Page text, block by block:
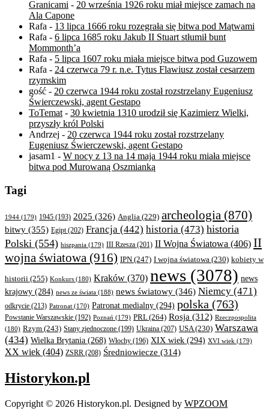
Granicami - 20 września 1926 roku miał miejsce zamach na
Ala Capone
Rafa - 13 lipca 1666 roku rozegrała się bitwa pod Mątwami
Rafa - 6 lipca 1685 roku Jakub II Stuart stłumił bunt
Mommonth’a
Rafa - 5 lipca 1607 roku miała miejsce bitwa pod Guzowem
Rafa - 24 czerwca 79 r. n.e. Tytus Flawiusz został cesarzem
rzymskim
gość - 20 czerwca 1944 roku został rozstrzelany Eugeniusz
Świerczewski, agent Gestapo
ToTemat - 30 kwietnia 1310 urodził się Kazimierz Wielki,
przyszły król Polski
Andrzej - 20 czerwca 1944 roku został rozstrzelany
Eugeniusz Świerczewski, agent Gestapo
jasam1 - W nocy z 13 na 14 maja 1944 roku miała miejsce
bitwa pod Murowaną Oszmianką
Tagi
1944 (179) 1945 (193) 2025 (326) Anglia (229) archeologia (870)
bitwy (355) Egipt(202) Francja (442) historia (473) historia
Polski (554) hiszpania (179) III Rzesza (201) II Wojna Światowa (406) II
wojna światowa (916) IPN (247) I wojna światowa (230) kobiety w
historii (255) Konkurs (180) Kraków (370) news (3078) news
krajowy (284) news ze świata (188) news światowy (346) Niemcy (471)
odkrycie (213) Patronat (170) Patronat medialny (294) polska (763)
Powstanie Warszawskie (192) Poznań (179) PRL(264) Rosja (312) Rzeczpospolita
(180) Rzym (243) Stany zjednoczone (199) Ukraina (207) USA(230) Warszawa
(434) Wielka Brytania (268) Włochy (196) XIX wiek (294) XVI wiek (179)
XX wiek (404) ZSRR (208) Średniowiecze (314)
Historykon.pl
Copyright © 2026 Historykon.pl. Designed by WPZOOM